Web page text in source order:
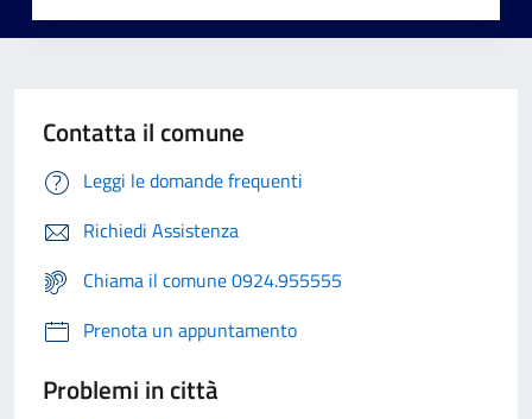
Contatta il comune
Leggi le domande frequenti
Richiedi Assistenza
Chiama il comune 0924.955555
Prenota un appuntamento
Problemi in città